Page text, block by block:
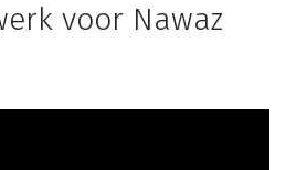
voor Nawaz